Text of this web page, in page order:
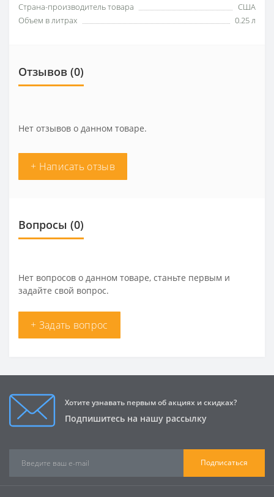
Страна-производитель товара
США
Объем в литрах
0.25 л
Отзывов (0)
Нет отзывов о данном товаре.
+ Написать отзыв
Вопросы (0)
Нет вопросов о данном товаре, станьте первым и
задайте свой вопрос.
+ Задать вопрос
Хотите узнавать первым об акциях и скидках?
Подпишитесь на нашу рассылку
Подписаться